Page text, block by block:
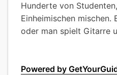
Hunderte von
Einheimischen mischen.
oder man spielt Gitarre
Powered by